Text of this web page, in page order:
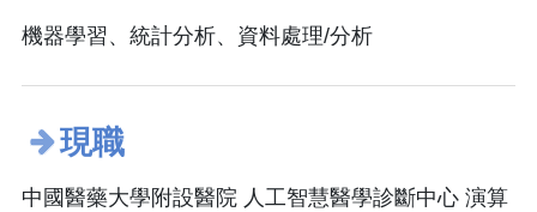
機器學習、統計分析、資料處理/分析
現職
中國醫藥大學附設醫院 人工智慧醫學診斷中心 演算